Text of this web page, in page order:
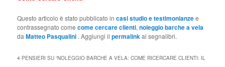
Questo articolo è stato pubblicato incasi studio e testimonianzee
contrassegnato comecome cercare clienti,noleggio barche a vela
daMatteo Pasqualini . Aggiungi ilpermalinkai segnalibri.
4 PENSIERI SU “NOLEGGIO BARCHE A VELA: COME RICERCARE CLIENTI: IL